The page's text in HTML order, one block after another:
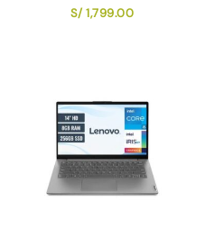
S/1,799.00